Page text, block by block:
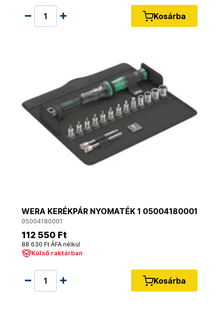
Kosárba
WERA KERÉKPÁR NYOMATÉK 1 05004180001
05004180001
112 550 Ft
88 630 Ft ÁFA nélkül
Külső raktárban
Kosárba